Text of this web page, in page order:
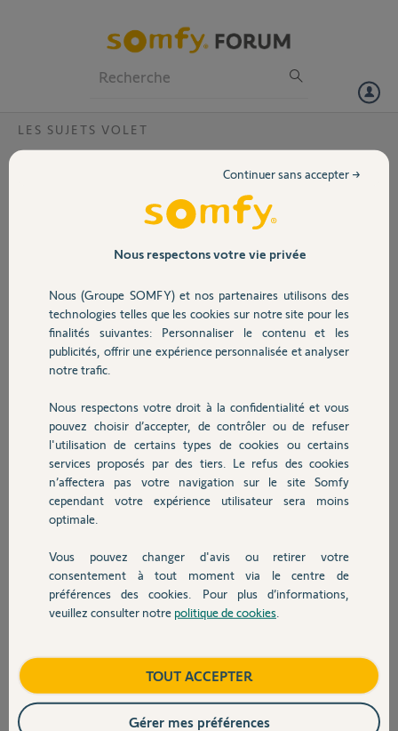
Volet
Sécurité
Domotique
Chauffage
Autres produits
Devis avec un pro
Contact
LES SUJETS VOLET
Centraliser ses volets roulants d'origine
Mes volets sont équipés de moteur de Marque Nice.
J'aimerais centraliser mes 8 volets mais je ne sais pas du tout quoi
Actuellement j'ai une porte de garage avec système IO Control.
Merci de votre aide.
Cordialement Julien
Participer au fil de discussion
Réponses
Bonjour Julien,
Je vous informe que NICE est une marque concurrente de SOMFY qui ne
fait pas parti des sociétés utilisant le protocole radio IO. Toutefois, si vos
volets roulants fonctionnent sur une commande filaire, vous pourrez y
ajouter des récepteurs radios SOMFY et ainsi centraliser ces volets via
pas compatible avec le protocole IO.
Thomas M. il y a environ 12 ans
Nous respectons votre vie privée
Nous (Groupe SOMFY) et nos partenaires utilisons des
technologies telles que les cookies sur notre site pour les
finalités suivantes: Personnaliser le contenu et les
publicités, offrir une expérience personnalisée et analyser
notre trafic.
Nous respectons votre droit à la confidentialité et vous
pouvez choisir d’accepter, de contrôler ou de refuser
l'utilisation de certains types de cookies ou certains
services proposés par des tiers. Le refus des cookies
n’affectera pas votre navigation sur le site Somfy
cependant votre expérience utilisateur sera moins
optimale.
Vous pouvez changer d'avis ou retirer votre
consentement à tout moment via le centre de
préférences des cookies. Pour plus d’informations,
veuillez consulter notre politique de cookies
Continuer sans accepter →
TOUT ACCEPTER
Gérer mes préférences